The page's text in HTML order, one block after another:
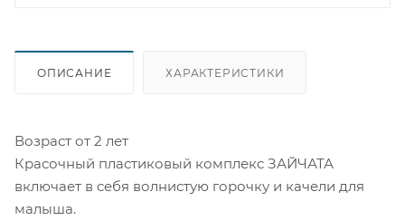
ОПИСАНИЕ ХАРАКТЕРИСТИКИ
Возраст от 2 лет
Красочный пластиковый комплекс ЗАЙЧАТА
включает в себя волнистую горочку и качели для
малыша.